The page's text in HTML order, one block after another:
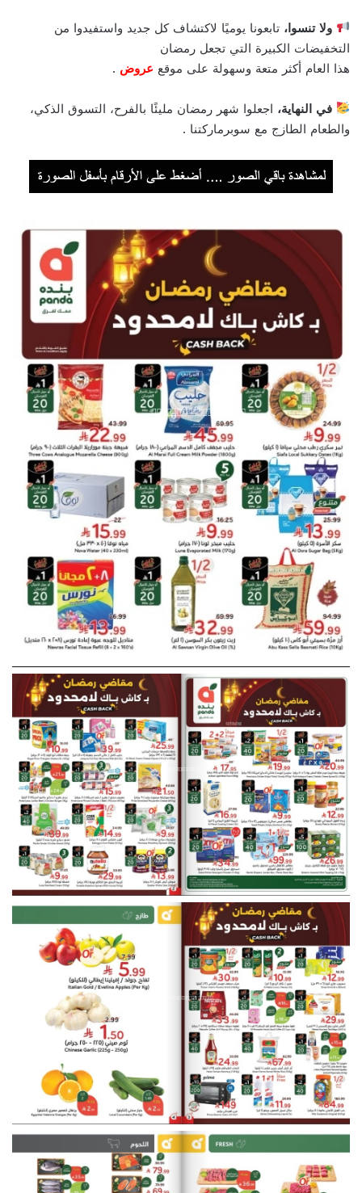
ولا تنسوا، تابعونا يوميًا لاكتشاف كل جديد واستفيدوا من
التخفيضات الكبيرة التي تجعل رمضان
هذا العام أكثر متعة وسهولة على موقع عروض .
في النهاية، اجعلوا شهر رمضان مليئًا بالفرح، التسوق الذكي،
والطعام الطازج مع سوبرماركتنا .